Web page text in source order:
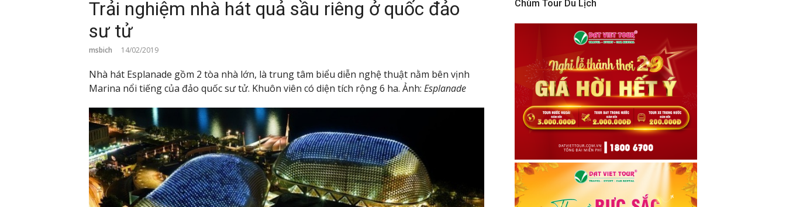
Trải nghiệm nhà hát quả sầu riêng ở quốc đảo
sư tử
msbich 14/02/2019
Nhà hát Esplanade gồm 2 tòa nhà lớn, là trung tâm biểu diễn nghệ thuật nằm bên vịnh
Marina nổi tiếng của đảo quốc sư tử. Khuôn viên có diện tích rộng 6 ha. Ảnh: Esplanade
Chùm Tour Du Lịch